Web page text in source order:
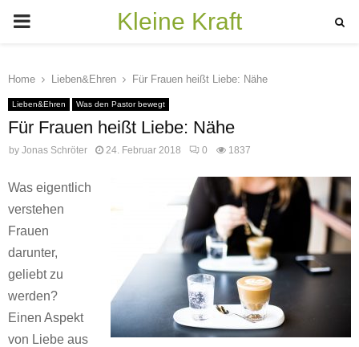
PRIMARY
Kleine Kraft
Home Lieben&Ehren Für Frauen heißt Liebe: Nähe
Lieben&Ehren Was den Pastor bewegt
Für Frauen heißt Liebe: Nähe
by Jonas Schröter 24. Februar 2018 0 1837
Was eigentlich
verstehen
Frauen
darunter,
geliebt zu
werden?
Einen Aspekt
von Liebe aus